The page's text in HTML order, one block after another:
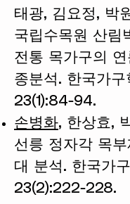
태광, 김요정, 박
국립수목원 산림
전통 목가구의
종분석. 한국가구
23(1):84-94.
손병화, 한상효,
선릉 정자각 목
대 분석. 한국가
23(2):222-228.